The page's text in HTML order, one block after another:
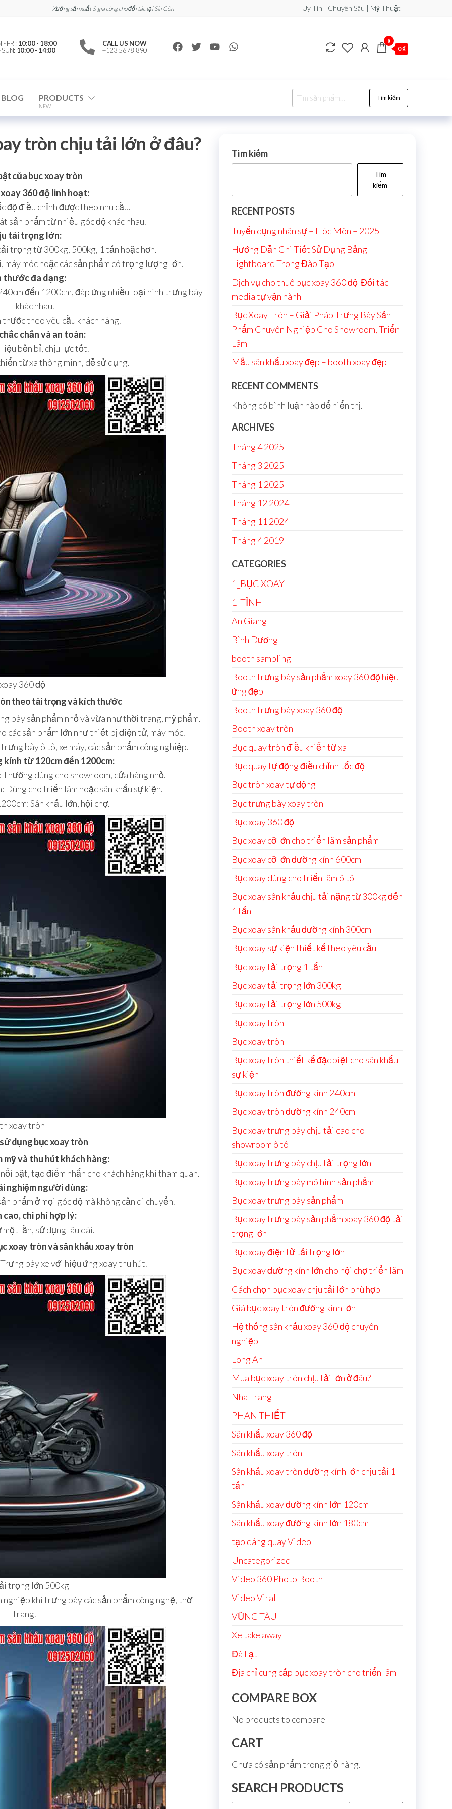
Xưởng sản xuất & gia công cho đối tác tại Sài Gòn Uy Tín | Chuyên Sâu | Mỹ Thuật
- FRI: 10:00 - 18:00
SUN: 10:00 - 14:00
CALL US NOW
+123 5678 890
0
0 ₫
BLOG PRODUCTS
NEW
Tìm kiếm
tròn chịu tải lớn ở đâu?
của bục xoay tròn
360 độ linh hoạt:
độ điều chỉnh được theo nhu cầu.
sản phẩm từ nhiều góc độ khác nhau.
tải trọng lớn:
trọng từ 300kg, 500kg, 1 tấn hoặc hơn.
móc hoặc các sản phẩm có trọng lượng lớn.
thước đa dạng:
đến 1200cm, đáp ứng nhiều loại hình trưng bày
khác nhau.
thước theo yêu cầu khách hàng.
chắn và an toàn:
bền bỉ, chịu lực tốt.
từ xa thông minh, dễ sử dụng.
360 độ
theo tải trọng và kích thước
bày sản phẩm nhỏ và vừa như thời trang, mỹ phẩm.
các sản phẩm lớn như thiết bị điện tử, máy móc.
bày ô tô, xe máy, các sản phẩm công nghiệp.
từ 120cm đến 1200cm:
dùng cho showroom, cửa hàng nhỏ.
Dùng cho triển lãm hoặc sân khấu sự kiện.
Sân khấu lớn, hội chợ.
xoay tròn
dụng bục xoay tròn
và thu hút khách hàng:
bật, tạo điểm nhấn cho khách hàng khi tham quan.
nghiệm người dùng:
phẩm ở mọi góc độ mà không cần di chuyển.
cao, chi phí hợp lý:
lần, sử dụng lâu dài.
xoay tròn và sân khấu xoay tròn
bày xe với hiệu ứng xoay thu hút.
trọng lớn 500kg
khi trưng bày các sản phẩm công nghệ, thời
trang.
Tìm kiếm
Tìm
kiếm
RECENT POSTS
Tuyển dụng nhân sự – Hóc Môn – 2025
Hướng Dẫn Chi Tiết Sử Dụng Bảng
Lightboard Trong Đào Tạo
Dịch vụ cho thuê bục xoay 360 độ-Đối tác
media tự vận hành
Bục Xoay Tròn – Giải Pháp Trưng Bày Sản
Phẩm Chuyên Nghiệp Cho Showroom, Triển
Lãm
Mẫu sân khấu xoay đẹp – booth xoay đẹp
RECENT COMMENTS
Không có bình luận nào để hiển thị.
ARCHIVES
Tháng 4 2025
Tháng 3 2025
Tháng 1 2025
Tháng 12 2024
Tháng 11 2024
Tháng 4 2019
CATEGORIES
1_BỤC XOAY
1_TỈNH
An Giang
Bình Dương
booth sampling
Booth trưng bày sản phẩm xoay 360 độ hiệu
ứng đẹp
Booth trưng bày xoay 360 độ
Booth xoay tròn
Bục quay tròn điều khiển từ xa
Bục quay tự động điều chỉnh tốc độ
Bục tròn xoay tự động
Bục trưng bày xoay tròn
Bục xoay 360 độ
Bục xoay cỡ lớn cho triển lãm sản phẩm
Bục xoay cỡ lớn đường kính 600cm
Bục xoay dùng cho triển lãm ô tô
Bục xoay sân khấu chịu tải nặng từ 300kg đến
1 tấn
Bục xoay sân khấu đường kính 300cm
Bục xoay sự kiện thiết kế theo yêu cầu
Bục xoay tải trọng 1 tấn
Bục xoay tải trọng lớn 300kg
Bục xoay tải trọng lớn 500kg
Bục xoay tròn
Bục xoay tròn
Bục xoay tròn thiết kế đặc biệt cho sân khấu
sự kiện
Bục xoay tròn đường kính 240cm
Bục xoay tròn đường kính 240cm
Bục xoay trưng bày chịu tải cao cho
showroom ô tô
Bục xoay trưng bày chịu tải trọng lớn
Bục xoay trưng bày mô hình sản phẩm
Bục xoay trưng bày sản phẩm
Bục xoay trưng bày sản phẩm xoay 360 độ tải
trọng lớn
Bục xoay điện tử tải trọng lớn
Bục xoay đường kính lớn cho hội chợ triển lãm
Cách chọn bục xoay chịu tải lớn phù hợp
Giá bục xoay tròn đường kính lớn
Hệ thống sân khấu xoay 360 độ chuyên
nghiệp
Long An
Mua bục xoay tròn chịu tải lớn ở đâu?
Nha Trang
PHAN THIẾT
Sân khấu xoay 360 độ
Sân khấu xoay tròn
Sân khấu xoay tròn đường kính lớn chịu tải 1
tấn
Sân khấu xoay đường kính lớn 120cm
Sân khấu xoay đường kính lớn 180cm
tạo dáng quay Video
Uncategorized
Video 360 Photo Booth
Video Viral
VŨNG TÀU
Xe take away
Đà Lạt
Địa chỉ cung cấp bục xoay tròn cho triển lãm
COMPARE BOX
No products to compare
CART
Chưa có sản phẩm trong giỏ hàng.
SEARCH PRODUCTS